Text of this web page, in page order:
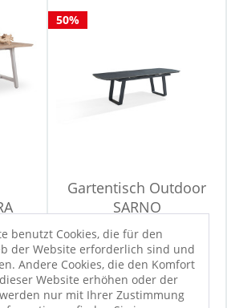
50%
Gartentisch Outdoor
SARNO
Sofort verfügbar
UVP 2.680,00 €
899,50 €
benutzt Cookies, die für den
der Website erforderlich sind und
Andere Cookies, die den Komfort
Website erhöhen oder der
nur mit Ihrer Zustimmung